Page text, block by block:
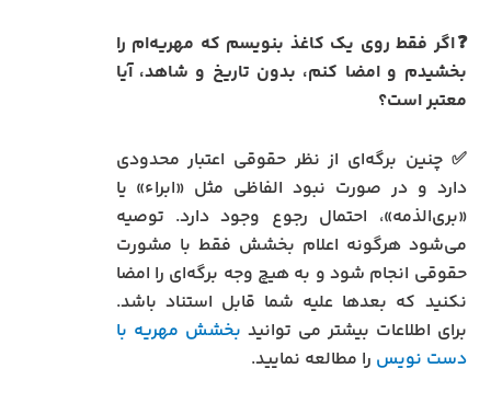
❓اگر فقط روی یک کاغذ بنویسم که مهریه‌ام را
بخشیدم و امضا کنم، بدون تاریخ و شاهد، آیا
معتبر است؟
✅ چنین برگه‌ای از نظر حقوقی اعتبار محدودی
دارد و در صورت نبود الفاظی مثل «ابراء» یا
«بری‌الذمه»، احتمال رجوع وجود دارد. توصیه
می‌شود هرگونه اعلام بخشش فقط با مشورت
حقوقی انجام شود و به هیچ وجه برگه‌ای را امضا
نکنید که بعدها علیه شما قابل استناد باشد.
برای اطلاعات بیشتر می توانید بخشش مهریه با
دست نویس را مطالعه نمایید.